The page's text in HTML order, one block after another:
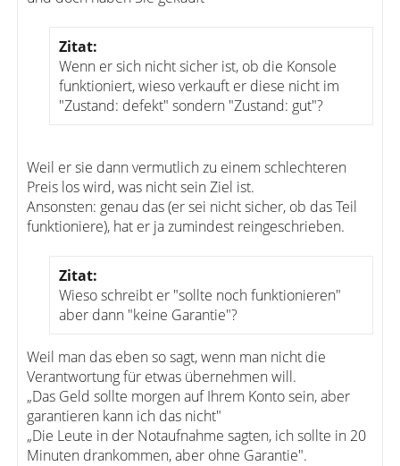
Zitat:
Wenn er sich nicht sicher ist, ob die Konsole
funktioniert, wieso verkauft er diese nicht im
"Zustand: defekt" sondern "Zustand: gut"?
Weil er sie dann vermutlich zu einem schlechteren
Preis los wird, was nicht sein Ziel ist.
Ansonsten: genau das (er sei nicht sicher, ob das Teil
funktioniere), hat er ja zumindest reingeschrieben.
Zitat:
Wieso schreibt er "sollte noch funktionieren"
aber dann "keine Garantie"?
Weil man das eben so sagt, wenn man nicht die
Verantwortung für etwas übernehmen will.
„Das Geld sollte morgen auf Ihrem Konto sein, aber
garantieren kann ich das nicht"
„Die Leute in der Notaufnahme sagten, ich sollte in 20
Minuten drankommen, aber ohne Garantie".